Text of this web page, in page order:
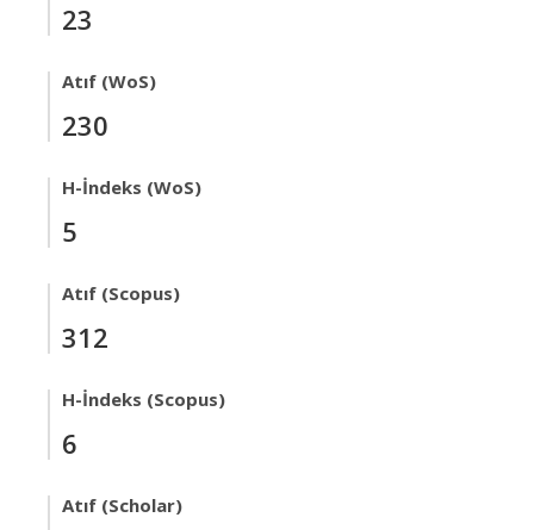
23
Atıf (WoS)
230
H-İndeks (WoS)
5
Atıf (Scopus)
312
H-İndeks (Scopus)
6
Atıf (Scholar)